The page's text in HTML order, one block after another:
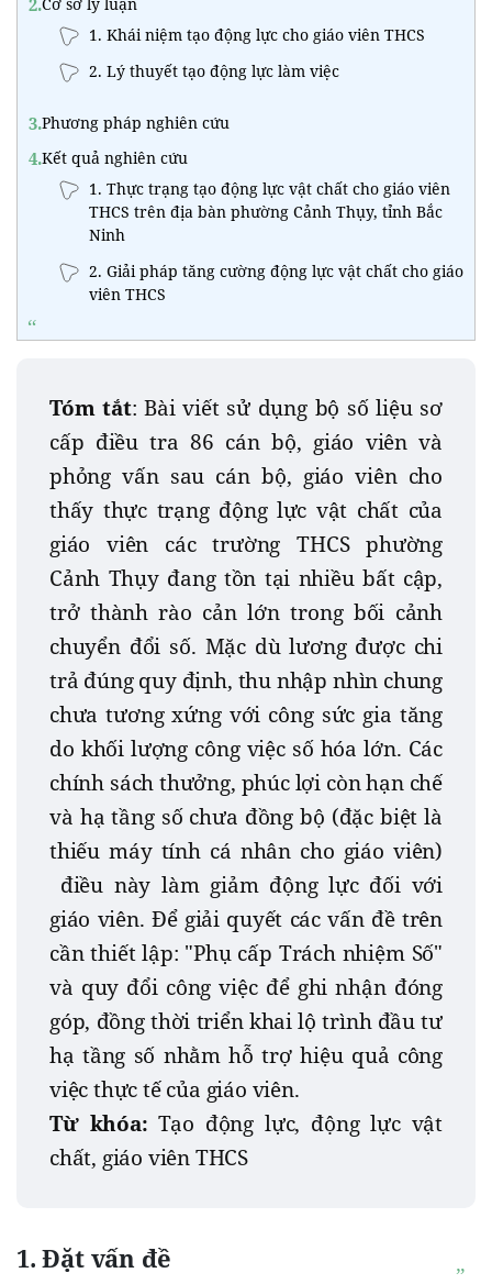
1. Khái niệm tạo động lực cho giáo viên THCS
2. Lý thuyết tạo động lực làm việc
3.Phương pháp nghiên cứu
4.Kết quả nghiên cứu
1. Thực trạng tạo động lực vật chất cho giáo viên
THCS trên địa bàn phường Cảnh Thụy, tỉnh Bắc
Ninh
2. Giải pháp tăng cường động lực vật chất cho giáo
viên THCS
Tóm tắt: Bài viết sử dụng bộ số liệu sơ
cấp điều tra 86 cán bộ, giáo viên và
phỏng vấn sau cán bộ, giáo viên cho
thấy thực trạng động lực vật chất của
giáo viên các trường THCS phường
Cảnh Thụy đang tồn tại nhiều bất cập,
trở thành rào cản lớn trong bối cảnh
chuyển đổi số. Mặc dù lương được chi
trả đúng quy định, thu nhập nhìn chung
chưa tương xứng với công sức gia tăng
do khối lượng công việc số hóa lớn. Các
chính sách thưởng, phúc lợi còn hạn chế
và hạ tầng số chưa đồng bộ (đặc biệt là
thiếu máy tính cá nhân cho giáo viên)
điều này làm giảm động lực đối với
giáo viên. Để giải quyết các vấn đề trên
cần thiết lập: "Phụ cấp Trách nhiệm Số"
và quy đổi công việc để ghi nhận đóng
góp, đồng thời triển khai lộ trình đầu tư
hạ tầng số nhằm hỗ trợ hiệu quả công
việc thực tế của giáo viên.
Từ khóa:Tạo động lực, động lực vật
chất, giáo viên THCS
1. Đặt vấn đề